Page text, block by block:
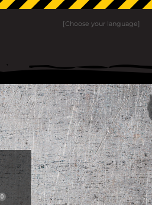
[Choose your language]
0